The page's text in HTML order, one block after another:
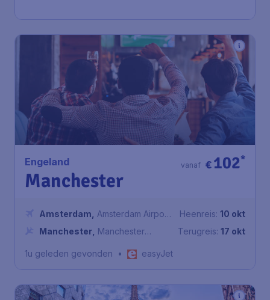
Engeland
Manchester
€102*
vanaf
Amsterdam
Amsterdam Airport
Schiphol
Manchester Manchester
Heenreis: 10 okt
Terugreis: 17 okt
1u geleden gevonden • easyJet